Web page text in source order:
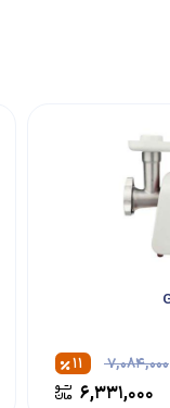
۷,۰۸۴,۰۰۰
۶,۳۳۱,۰۰۰
۱۱